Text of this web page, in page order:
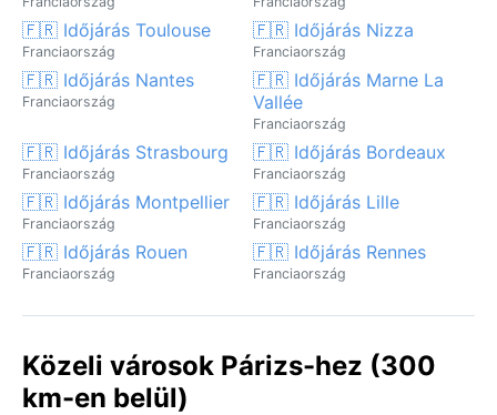
🇫🇷 Időjárás Toulouse
Franciaország
🇫🇷 Időjárás Nizza
Franciaország
🇫🇷 Időjárás Nantes
Franciaország
🇫🇷 Időjárás Marne La
Vallée
Franciaország
🇫🇷 Időjárás Strasbourg
Franciaország
🇫🇷 Időjárás Bordeaux
Franciaország
🇫🇷 Időjárás Montpellier
Franciaország
🇫🇷 Időjárás Lille
Franciaország
🇫🇷 Időjárás Rouen
Franciaország
🇫🇷 Időjárás Rennes
Franciaország
Közeli városok Párizs-hez (300
km-en belül)